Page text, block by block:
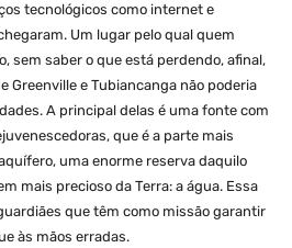
tecnológicos como internet e
Um lugar pelo qual quem
sem saber o que está perdendo, afinal,
Greenville e Tubiancanga não poderia
A principal delas é uma fonte com
que é a parte mais
uma enorme reserva daquilo
mais precioso da Terra: a água. Essa
que têm como missão garantir
às mãos erradas.